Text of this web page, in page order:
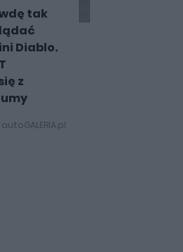
tak
Diablo.
z